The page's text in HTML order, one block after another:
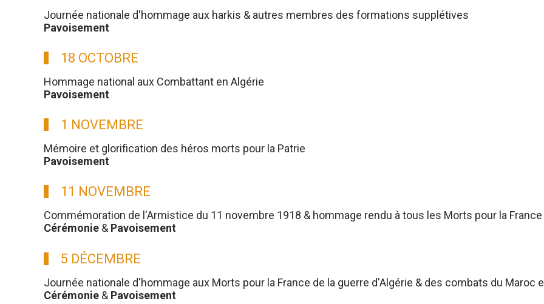
Journée nationale d'hommage aux harkis & autres membres des formations supplétives
Pavoisement
18 OCTOBRE
Hommage national aux Combattant en Algérie
Pavoisement
1 NOVEMBRE
Mémoire et glorification des héros morts pour la Patrie
Pavoisement
11 NOVEMBRE
Commémoration de l'Armistice du 11 novembre 1918 & hommage rendu à tous les Morts pour la France
Cérémonie & Pavoisement
5 DÉCEMBRE
Journée nationale d'hommage aux Morts pour la France de la guerre d'Algérie & des combats du Maroc
Cérémonie & Pavoisement